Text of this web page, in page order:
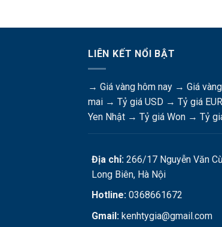
LIÊN KẾT NỔI BẬT
→ Giá vàng hôm nay → Giá
mai → Tỷ giá USD → Tỷ giá EUR
Yen Nhật → Tỷ giá Won → Tỷ
Địa chỉ:266/17 Nguyễn Văn
Long Biên, Hà Nội
Hotline:0368661672
Gmail: kenhtygia@gmail.com